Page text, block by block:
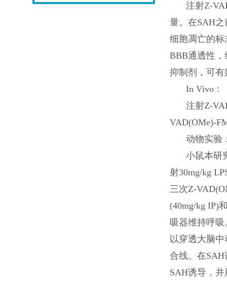
注射Z-
量。在SAH
细胞凋亡的标
BBB通透性
抑制剂，可
In Vivo：
注射Z-
VAD(OMe)-
动物实验
小鼠本研
射30mg/kg
三次Z-
(40mg/kg IP)
吸器维持呼吸
以穿透大脑
合线。在
SAH诱导，